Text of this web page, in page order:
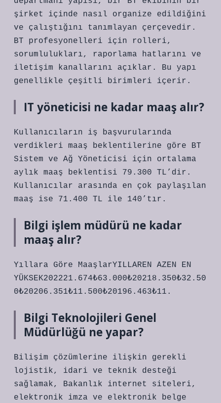
şirket içinde nasıl organize edildiğini
ve çalıştığını tanımlayan çerçevedir.
BT profesyonelleri için rolleri,
sorumlulukları, raporlama hatlarını ve
iletişim kanallarını açıklar. Bu yapı
genellikle çeşitli birimleri içerir.
IT yöneticisi ne kadar maaş alır?
Kullanıcıların iş başvurularında
verdikleri maaş beklentilerine göre BT
Sistem ve Ağ Yöneticisi için ortalama
aylık maaş beklentisi 79.300 TL’dir.
Kullanıcılar arasında en çok paylaşılan
maaş ise 71.400 TL ile 140’tır.
Bilgi işlem müdürü ne kadar
maaş alır?
Yıllara Göre MaaşlarYILLAREN AZEN EN
YÜKSEK202221.674₺63.000₺20218.350₺32.50
0₺20206.351₺11.500₺20196.463₺11.
Bilgi Teknolojileri Genel
Müdürlüğü ne yapar?
Bilişim çözümlerine ilişkin gerekli
lojistik, idari ve teknik desteği
sağlamak, Bakanlık internet siteleri,
elektronik imza ve elektronik belge